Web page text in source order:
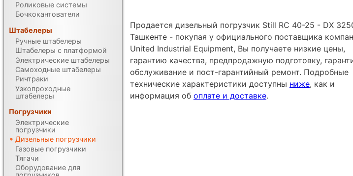
Продается дизельный погрузчик Still RC 40-25 - DX
Ташкенте - покупая у официального поставщика
United Industrial Equipment, Вы получаете низкие цены,
гарантию качества, предпродажную подготовку,
обслуживание и пост-гарантийный ремонт. Подробные
технические характеристики доступны ниже, как и
информация об оплате и доставке.
Роликовые системы
Бочкокантователи
Штабелеры
Ручные штабелеры
Штабелеры с платформой
Электрические штабелеры
Самоходные штабелеры
Ричтраки
Узкопроходные
штабелеры
Погрузчики
Электрические
погрузчики
Дизельные погрузчики
Газовые погрузчики
Тягачи
Оборудование для